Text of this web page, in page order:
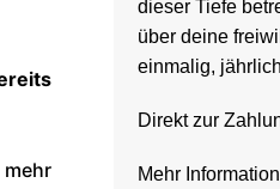
mehr
dieser Tiefe
über deine
einmalig,
Direkt zur
Mehr